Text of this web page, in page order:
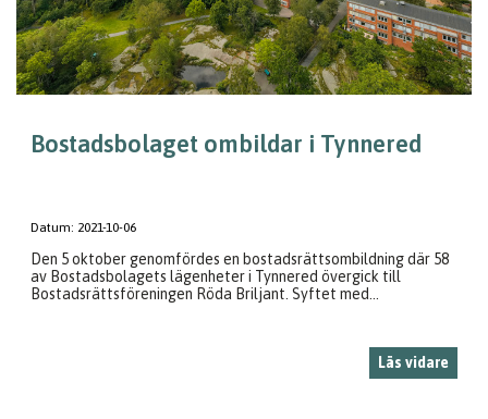
Bostadsbolaget ombildar i Tynnered
Datum: 2021-10-06
Den 5 oktober genomfördes en bostadsrättsombildning där 58
av Bostadsbolagets lägenheter i Tynnered övergick till
Bostadsrättsföreningen Röda Briljant. Syftet med...
Läs vidare